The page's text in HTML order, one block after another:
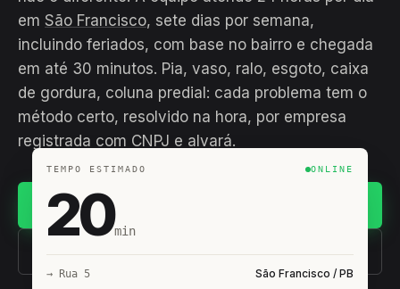
em São Francisco, sete dias por semana,
incluindo feriados, com base no bairro e chegada
em até 30 minutos. Pia, vaso, ralo, esgoto, caixa
de gordura, coluna predial: cada problema tem o
método certo, resolvido na hora, por empresa
registrada com CNPJ e alvará.
(11) 93407-8838
TEMPO ESTIMADO ONLINE
20min
→ Rua 5 São Francisco / PB